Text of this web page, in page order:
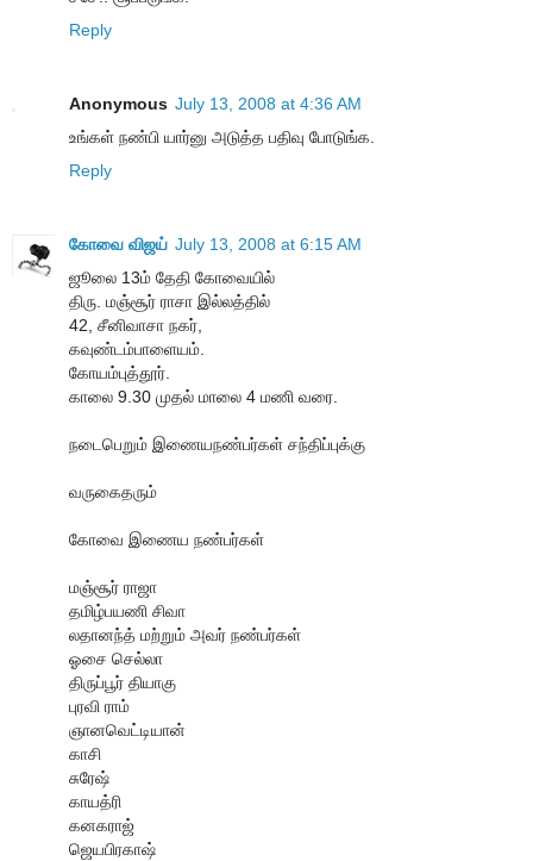
Reply
Anonymous July 13, 2008 at 4:36 AM
உங்கள் நண்பி யார்னு அடுத்த பதிவு போடுங்க.
Reply
கோவை விஜய் July 13, 2008 at 6:15 AM
ஜூலை 13ம் தேதி கோவையில்
திரு. மஞ்சூர் ராசா இல்லத்தில்
42, சீனிவாசா நகர்,
கவுண்டம்பாளையம்.
கோயம்புத்தூர்.
காலை 9.30 முதல் மாலை 4 மணி வரை.
நடைபெறும் இணையநண்பர்கள் சந்திப்புக்கு
வருகைதரும்
கோவை இணைய நண்பர்கள்
மஞ்சூர் ராஜா
தமிழ்பயணி சிவா
லதானந்த் மற்றும் அவர் நண்பர்கள்
ஓசை செல்லா
திருப்பூர் தியாகு
புரவி ராம்
ஞானவெட்டியான்
காசி
சுரேஷ்
காயத்ரி
கனகராஜ்
ஜெயபிரகாஷ்